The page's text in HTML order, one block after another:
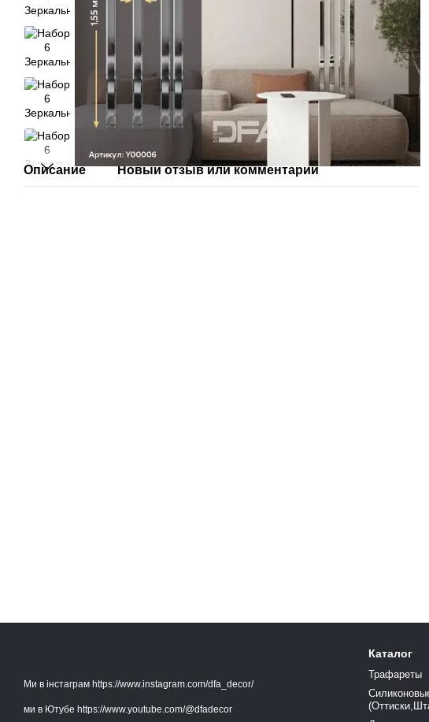
Описание Новый отзыв или комментарий
Ми в інстаграм https://www.instagram.com/dfa_decor/
ми в Ютубе https://www.youtube.com/@dfadecor
Каталог
Трафареты